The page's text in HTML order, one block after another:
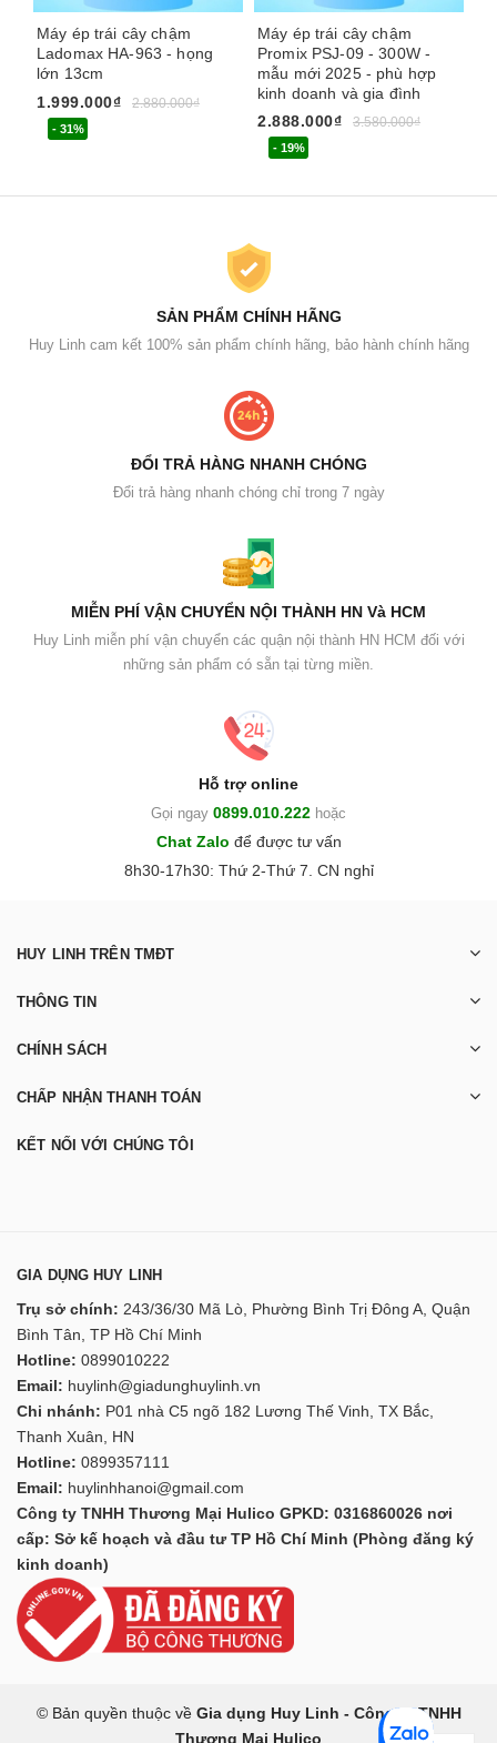
Máy ép trái cây chậm
Ladomax HA-963 - họng
lớn 13cm
1.999.000₫
2.880.000₫
- 31%
Máy ép trái cây chậm
Promix PSJ-09 - 300W -
mẫu mới 2025 - phù hợp
kinh doanh và gia đình
2.888.000₫
3.580.000₫
- 19%
SẢN PHẨM CHÍNH HÃNG
Huy Linh cam kết 100% sản phẩm chính hãng, bảo hành chính hãng
ĐỔI TRẢ HÀNG NHANH CHÓNG
Đổi trả hàng nhanh chóng chỉ trong 7 ngày
MIỄN PHÍ VẬN CHUYỂN NỘI THÀNH HN Và HCM
Huy Linh miễn phí vận chuyển các quận nội thành HN HCM đối với
những sản phẩm có sẵn tại từng miền.
Hỗ trợ online
Gọi ngay 0899.010.222 hoặc
Chat Zalo để được tư vấn
8h30-17h30: Thứ 2-Thứ 7. CN nghỉ
HUY LINH TRÊN TMĐT
THÔNG TIN
CHÍNH SÁCH
CHẤP NHẬN THANH TOÁN
KẾT NỐI VỚI CHÚNG TÔI
GIA DỤNG HUY LINH
Trụ sở chính: 243/36/30 Mã Lò, Phường Bình Trị Đông A, Quận
Bình Tân, TP Hồ Chí Minh
Hotline: 0899010222
Email: huylinh@giadunghuylinh.vn
Chi nhánh: P01 nhà C5 ngõ 182 Lương Thế Vinh, TX Bắc,
Thanh Xuân, HN
Hotline: 0899357111
Email: huylinhhanoi@gmail.com
Công ty TNHH Thương Mại Hulico GPKD: 0316860026 nơi
cấp: Sở kế hoạch và đầu tư TP Hồ Chí Minh (Phòng đăng ký
kinh doanh)
© Bản quyền thuộc về Gia dụng Huy Linh - Công ty TNHH
Thương Mại Hulico